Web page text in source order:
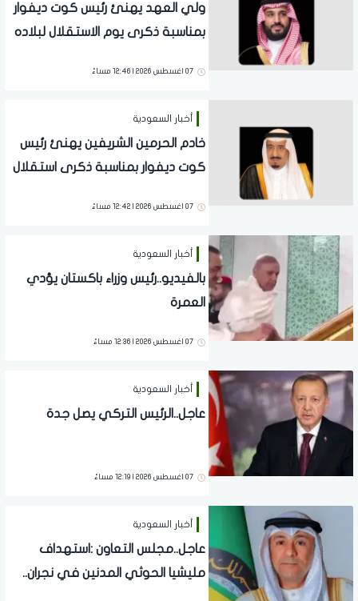
ولي العهد يهنئ رئيس كوت ديفوار
بمناسبة ذكرى يوم الاستقلال لبلاده
07 اغسطس 2026 | 12:46 مساءً
أخبار السعودية
خادم الحرمين الشريفين يهنئ رئيس
كوت ديفوار بمناسبة ذكرى استقلال
07 اغسطس 2026 | 12:42 مساءً
أخبار السعودية
بالفيديو..رئيس وزراء باكستان يؤدي
العمرة
07 اغسطس 2026 | 12:36 مساءً
أخبار السعودية
عاجل..الرئيس التركي يصل جدة
07 اغسطس 2026 | 12:19 مساءً
أخبار السعودية
عاجل..مجلس التعاون :استهداف
مليشيا الحوثي المدنين في نجران..